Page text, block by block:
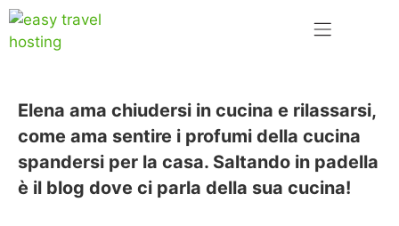
Elena ama chiudersi in cucina e rilassarsi,
come ama sentire i profumi della cucina
spandersi per la casa. Saltando in padella
è il blog dove ci parla della sua cucina!